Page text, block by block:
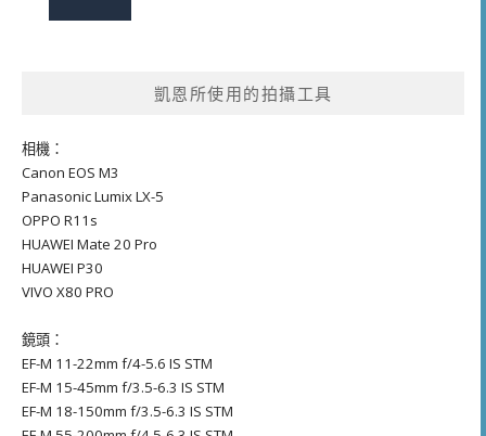
凱恩所使用的拍攝工具
相機：
Canon EOS M3
Panasonic Lumix LX-5
OPPO R11s
HUAWEI Mate 20 Pro
HUAWEI P30
VIVO X80 PRO
鏡頭：
EF-M 11-22mm f/4-5.6 IS STM
EF-M 15-45mm f/3.5-6.3 IS STM
EF-M 18-150mm f/3.5-6.3 IS STM